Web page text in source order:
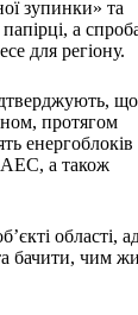
зупинки» та
а
для регіону.
що
протягом
енергоблоків
а також
області,
бачити, чим